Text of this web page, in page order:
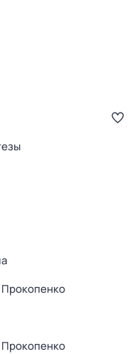
Прокопенко
Прокопенко